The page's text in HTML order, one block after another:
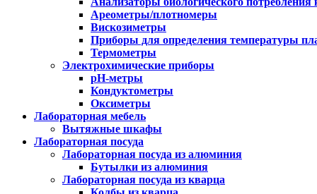
Ареометры/плотномеры
Вискозиметры
Приборы для определения температуры
Термометры
Электрохимические приборы
pH-метры
Кондуктометры
Оксиметры
Лабораторная мебель
Вытяжные шкафы
Лабораторная посуда
Лабораторная посуда из алюминия
Бутылки из алюминия
Лабораторная посуда из кварца